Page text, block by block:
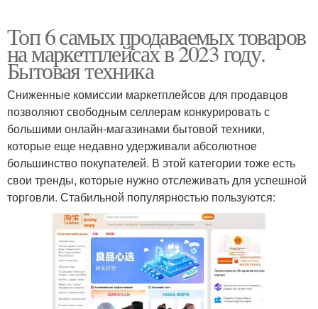
Топ 6 самых продаваемых товаров
на маркетплейсах в 2023 году.
Бытовая техника
Сниженные комиссии маркетплейсов для продавцов
позволяют свободным селлерам конкурировать с
большими онлайн-магазинами бытовой техники,
которые еще недавно удерживали абсолютное
большинство покупателей. В этой категории тоже есть
свои тренды, которые нужно отслеживать для успешной
торговли. Стабильной популярностью пользуются: